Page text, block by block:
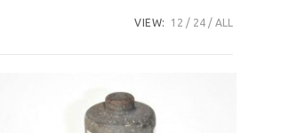
VIEW: 12 24 ALL